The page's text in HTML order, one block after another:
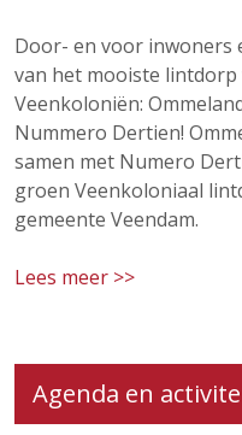
Door- en voor inwoners
van het mooiste lintdorp
Veenkoloniën:
Nummero Dertien!
samen met Numero
groen Veenkoloniaal
gemeente Veendam.
Lees meer >>
Agenda en